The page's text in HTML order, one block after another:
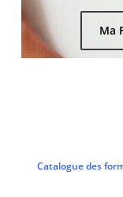
Ma
Catalogue des